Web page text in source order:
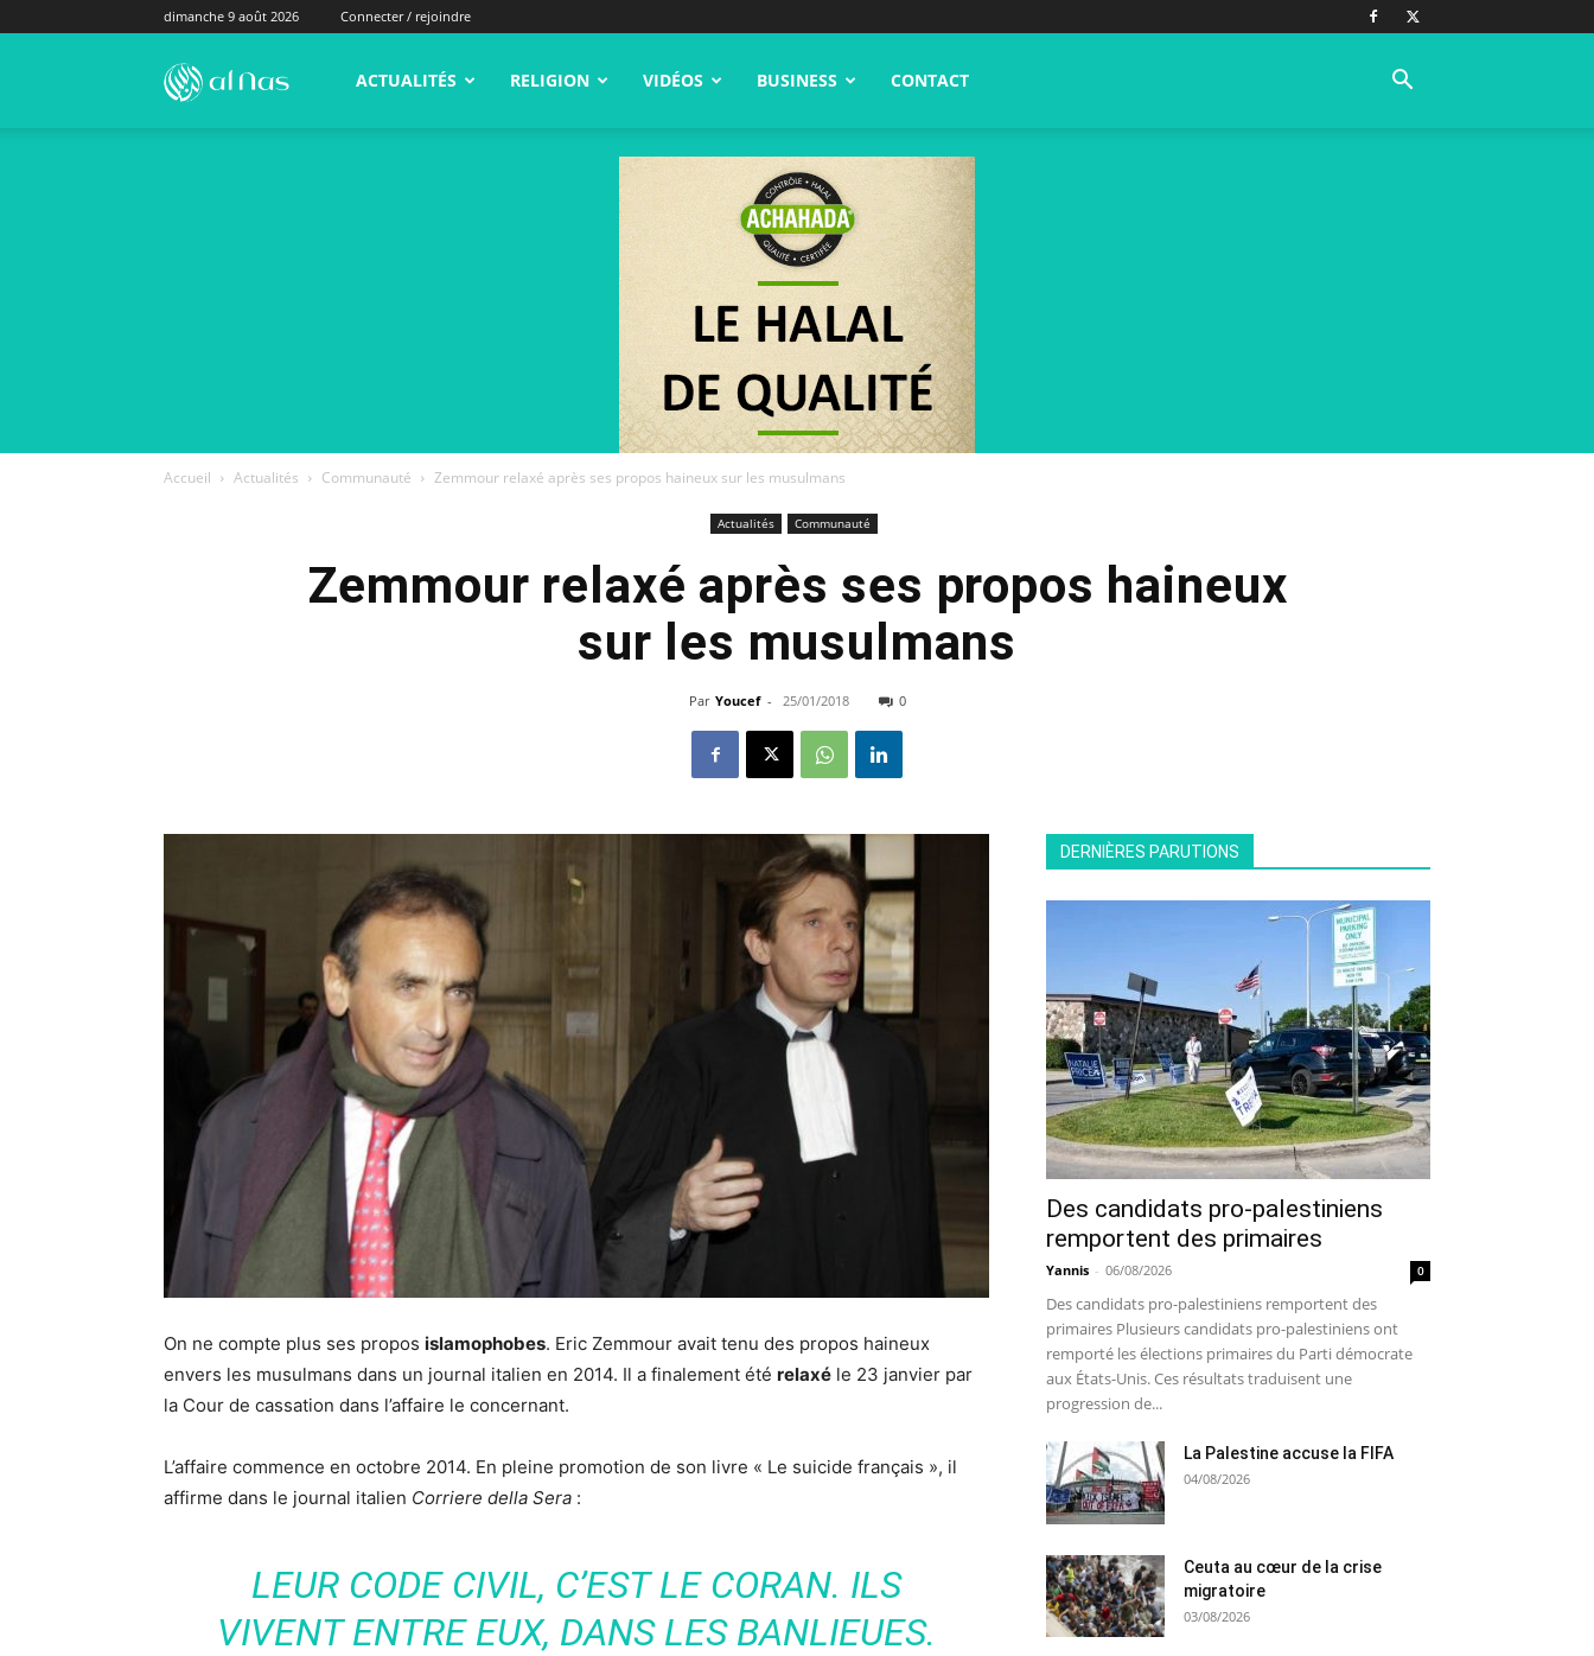
dimanche 9 août 2026 Connecter / rejoindre
alNas.fr ACTUALITÉS RELIGION VIDÉOS BUSINESS CONTACT
Accueil Actualités Communauté Zemmour relaxé après ses propos haineux sur les musulmans
Actualités Communauté
Zemmour relaxé après ses propos haineux
sur les musulmans
Par Youcef - 25/01/2018 0
On ne compte plus ses propos islamophobes. Eric Zemmour avait tenu des propos haineux
envers les musulmans dans un journal italien en 2014. Il a finalement été relaxé le 23 janvier par
la Cour de cassation dans l’affaire le concernant.
L’affaire commence en octobre 2014. En pleine promotion de son livre « Le suicide français », il
affirme dans le journal italien Corriere della Sera :
LEUR CODE CIVIL, C’EST LE CORAN. ILS
VIVENT ENTRE EUX, DANS LES BANLIEUES.
DERNIÈRES PARUTIONS
Des candidats pro-palestiniens
remportent des primaires
Yannis - 06/08/2026 0
Des candidats pro-palestiniens remportent des
primaires Plusieurs candidats pro-palestiniens ont
remporté les élections primaires du Parti démocrate
aux États-Unis. Ces résultats traduisent une
progression de...
La Palestine accuse la FIFA
04/08/2026
Ceuta au cœur de la crise
migratoire
03/08/2026